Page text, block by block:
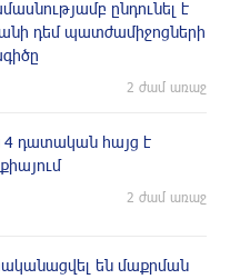
ընդունել է
դեմ պատժամիջոցների
2 ժամ առաջ
​​4 դատական հայց է
2 ժամ առաջ
են մաքրման